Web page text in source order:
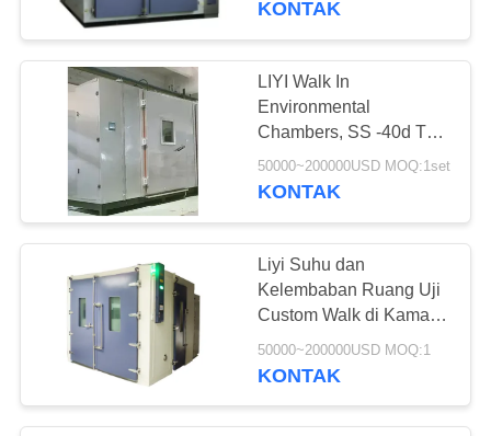
KONTAK
LIYI Walk In
Environmental
Chambers, SS -40d To
150d Temperature And
Humidity Chamber
50000~200000USD MOQ:1set
KONTAK
Liyi Suhu dan
Kelembaban Ruang Uji
Custom Walk di Kamar
Lingkungan
50000~200000USD MOQ:1
KONTAK